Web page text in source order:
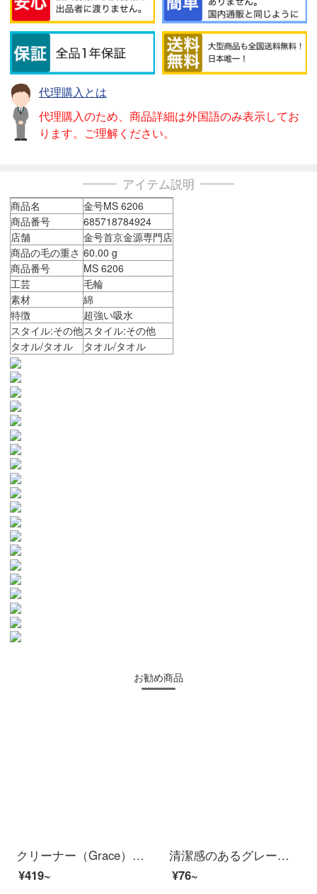
代理購入とは
代理購入のため、商品詳細は外国語のみ表示してお
ります。ご理解ください。
アイテム説明
商品名
金号MS 6206
商品番号
685718784924
店舗
金号首京金源専門店
商品の毛の重さ 60.00 g
商品番号
MS 6206
工芸
毛輪
素材
綿
特徴
超強い吸水
スタイル:その他スタイル:その他
タオル/タオル
タオル/タオル
お勧め商品
クリーナー（Grace）新疆綿タオル4枚に綿を入れて顔を洗って風呂に入ります。家庭用の柔らかい吸水72*34 cm 105 g/枚
¥419~
清潔感のあるグレーのタオルの純綿吸水アジサイのあっさりした色の柔らかい清潔感のあるフェイスタオルで、顔のタオルを拭きます。
¥76~